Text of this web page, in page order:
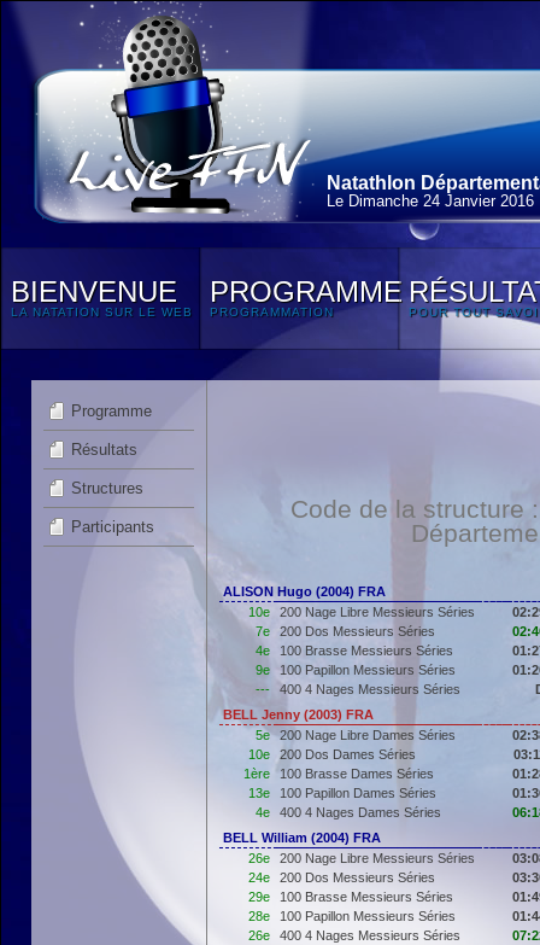
Natathlon
Le Dimanche 24 Janvier 2016
BIENVENUE
LA NATATION SUR LE WEB
PROGRAMME
PROGRAMMATION POUR TOUT
Programme
Résultats
Structures
Participants
Code de la structure
ALISON Hugo (2004) FRA
10e
200 Nage Libre Messieurs Séries
7e
200 Dos Messieurs Séries
4e
100 Brasse Messieurs Séries
9e
100 Papillon Messieurs Séries
---
400 4 Nages Messieurs Séries
BELL Jenny (2003) FRA
5e
200 Nage Libre Dames Séries
10e
200 Dos Dames Séries
1ère
100 Brasse Dames Séries
13e
100 Papillon Dames Séries
4e
400 4 Nages Dames Séries
BELL William (2004) FRA
26e
200 Nage Libre Messieurs Séries
24e
200 Dos Messieurs Séries
29e
100 Brasse Messieurs Séries
28e
100 Papillon Messieurs Séries
26e
400 4 Nages Messieurs Séries